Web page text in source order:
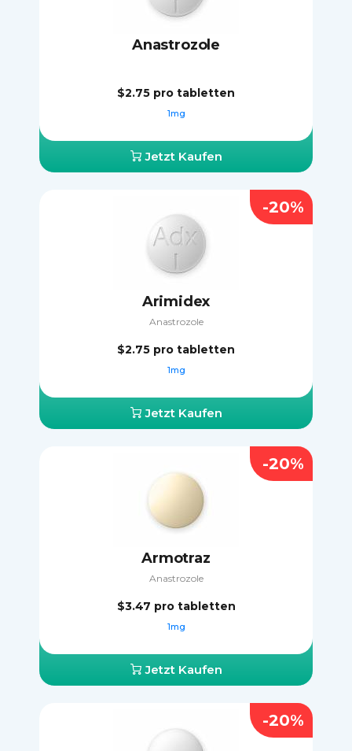
Anastrozole
$2.75 pro tabletten
1mg
Jetzt Kaufen
Arimidex
Anastrozole
$2.75 pro tabletten
1mg
Jetzt Kaufen
-20%
Armotraz
Anastrozole
$3.47 pro tabletten
1mg
Jetzt Kaufen
-20%
-20%